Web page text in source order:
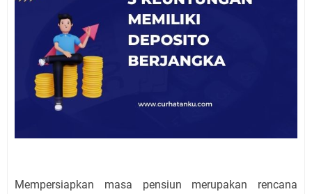
Mempersiapkan masa pensiun merupakan rencana